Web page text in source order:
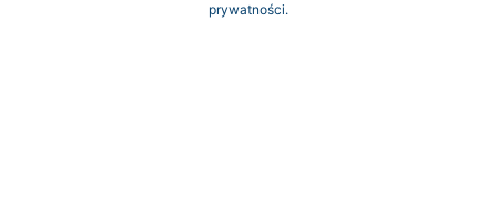
prywatności.